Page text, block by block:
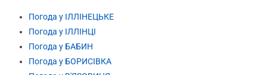
Погода у ІЛЛІНЕЦЬКЕ
Погода у ІЛЛІНЦІ
Погода у БАБИН
Погода у БОРИСІВКА